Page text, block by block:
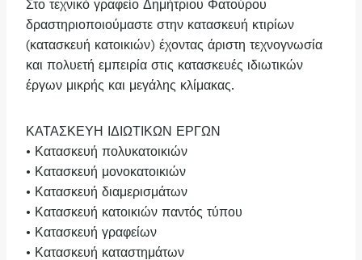
Στο τεχνικό γραφείο Δημήτριου Φατούρου
δραστηριοποιούμαστε στην κατασκευή κτιρίων
(κατασκευή κατοικιών) έχοντας άριστη τεχνογνωσία
και πολυετή εμπειρία στις κατασκευές ιδιωτικών
έργων μικρής και μεγάλης κλίμακας.
ΚΑΤΑΣΚΕΥΗ ΙΔΙΩΤΙΚΩΝ ΕΡΓΩΝ
• Κατασκευή πολυκατοικιών
• Κατασκευή μονοκατοικιών
• Κατασκευή διαμερισμάτων
• Κατασκευή κατοικιών παντός τύπου
• Κατασκευή γραφείων
• Κατασκευή καταστημάτων